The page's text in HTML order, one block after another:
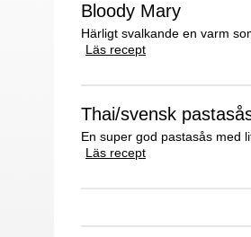
Bloody Mary
Härligt svalkande en varm
Läs recept
Thai/svensk
En super god pastasås med
Läs recept